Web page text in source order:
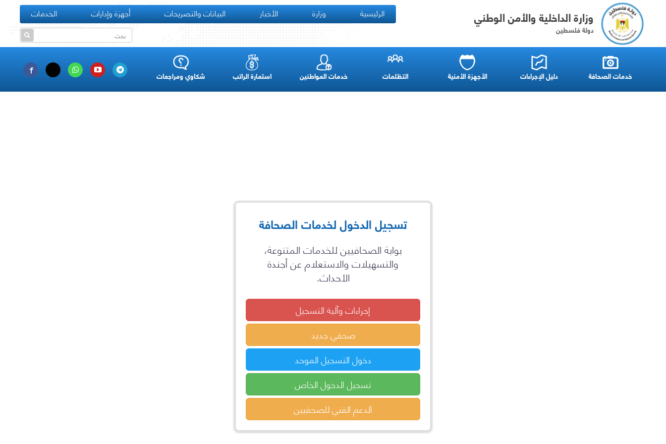
دولة فلسطين
وزارة الداخلية والأمن الوطني الرئيسية وزارة الأخبار البيانات والتصريحات أجهزة وإدارات الخدمات
خدمات الصحافة دليل الإجراءات الأجهزة الأمنية التظلمات خدمات المواطنين استمارة الراتب شكاوي ومراجعات
تسجيل الدخول لخدمات الصحافة
بوابة الصحافيين للخدمات المتنوعة،
والتسهيلات والاستعلام عن أجندة
الأحداث.
إجراءات وآلية التسجيل
صحفي جديد
دخول التسجيل الموحد
تسجيل الدخول الخاص
الدعم الفني للصحفيين